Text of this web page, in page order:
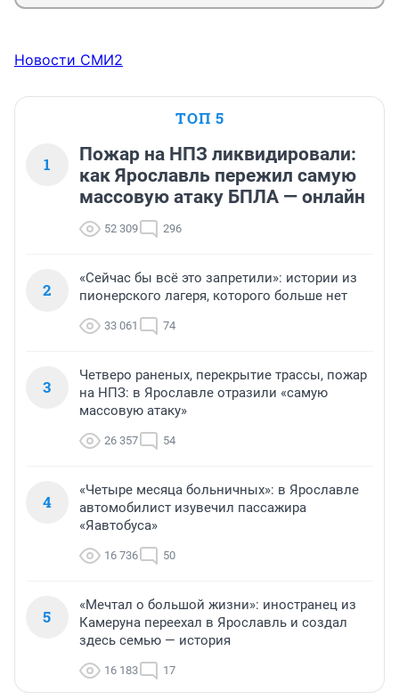
Новости СМИ2
ТОП 5
1
Пожар на НПЗ ликвидировали:
как Ярославль пережил самую
массовую атаку БПЛА — онлайн
52 309 296
2
«Сейчас бы всё это запретили»: истории из
пионерского лагеря, которого больше нет
33 061 74
3
Четверо раненых, перекрытие трассы, пожар
на НПЗ: в Ярославле отразили «самую
массовую атаку»
26 357 54
4
«Четыре месяца больничных»: в Ярославле
автомобилист изувечил пассажира
«Яавтобуса»
16 736 50
5
«Мечтал о большой жизни»: иностранец из
Камеруна переехал в Ярославль и создал
здесь семью — история
16 183 17